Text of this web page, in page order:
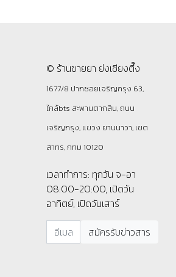
© ร้านขายยา ย่งเชียงตึ๊ง
1677/8 ปากซอยเจริญกรุง 63,
ใกล้bts สะพานตากสิน, ถนน
เจริญกรุง, แขวง ยานนาวา, เขต
สาทร, กทม 10120
เวลาทำการ: ทุกวัน จ-อา
08:00-20:00, เปิดวัน
อาทิตย์, เปิดวันเสาร์